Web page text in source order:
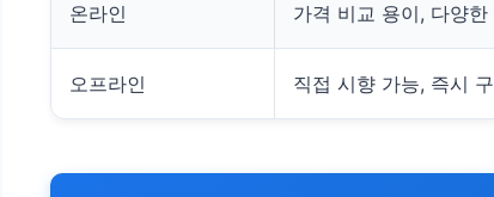
온라인 가격 비교 용이, 다양
오프라인 직접 시향 가능, 즉시